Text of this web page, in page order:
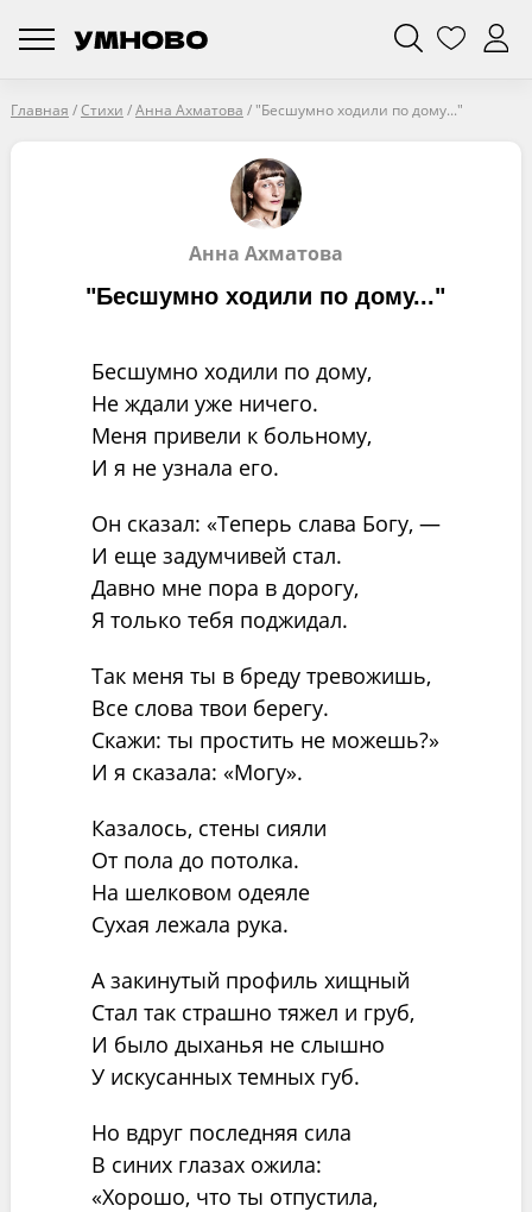
Главная /Стихи /Анна Ахматова / "Беcшумно ходили по дому..."
Анна Ахматова
"Беcшумно ходили по дому..."
Бесшумно ходили по дому,
Не ждали уже ничего.
Меня привели к больному,
И я не узнала его.
Он сказал: «Теперь слава Богу, —
И еще задумчивей стал.
Давно мне пора в дорогу,
Я только тебя поджидал.
Так меня ты в бреду тревожишь,
Все слова твои берегу.
Скажи: ты простить не можешь?»
И я сказала: «Могу».
Казалось, стены сияли
От пола до потолка.
На шелковом одеяле
Сухая лежала рука.
А закинутый профиль хищный
Стал так страшно тяжел и груб,
И было дыханья не слышно
У искусанных темных губ.
Но вдруг последняя сила
В синих глазах ожила:
«Хорошо, что ты отпустила,